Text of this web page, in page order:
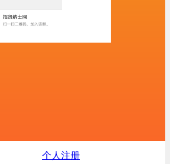
个人注册